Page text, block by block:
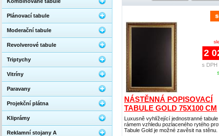
NÁSTĚNNÁ POPISOVACÍ
TABULE GOLD 75X100 CM
Luxusně vyhlížející jednostranné
rámem vzhledu pozlaceného rytého
Tabule Gold je možné zavěsit na stěnu.
2
s DPH
Plánovací tabule
Moderační tabule
Revolverové tabule
Triptychy
Vitríny
Paravany
Projekční plátna
Kliprámy
Reklamní stojany A